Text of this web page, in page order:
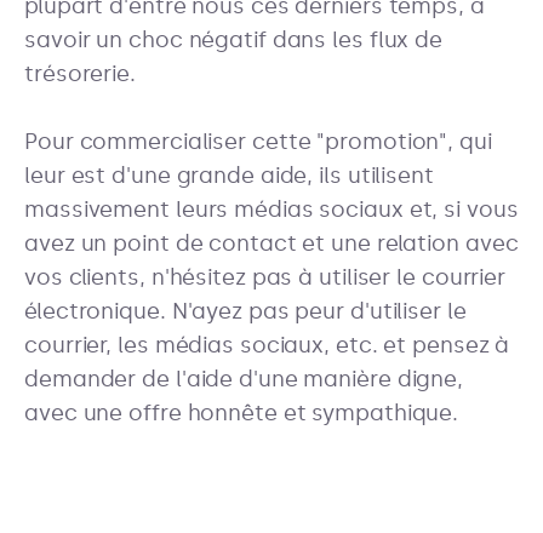
plupart d'entre nous ces derniers temps, à
savoir un choc négatif dans les flux de
trésorerie.
Pour commercialiser cette "promotion", qui
leur est d'une grande aide, ils utilisent
massivement leurs médias sociaux et, si vous
avez un point de contact et une relation avec
vos clients, n'hésitez pas à utiliser le courrier
électronique. N'ayez pas peur d'utiliser le
courrier, les médias sociaux, etc. et pensez à
demander de l'aide d'une manière digne,
avec une offre honnête et sympathique.